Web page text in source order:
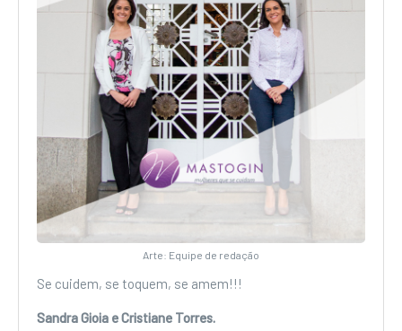
Arte: Equipe de redação
Se cuidem, se toquem, se amem!!!
Sandra Gioia e Cristiane Torres.